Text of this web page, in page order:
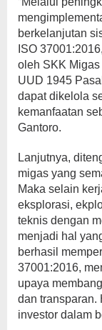
berkelanjutan
ISO
oleh SKK
UUD 1945
dapat dikelola
kemanfaatan
Gantoro.
Lanjutnya,
migas yang
Maka selain
eksplorasi,
teknis dengan
menjadi hal
berhasil
37001:2016,
upaya
dan transparan.
investor dalam